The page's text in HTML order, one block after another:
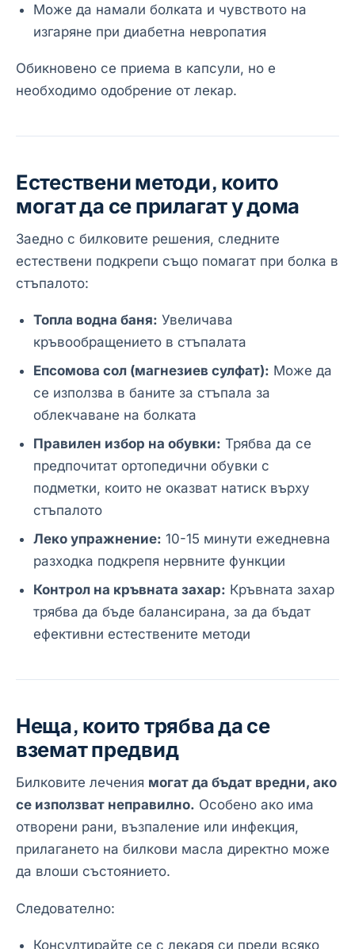
Може да намали болката и чувството на
изгаряне при диабетна невропатия
Обикновено се приема в капсули, но е
необходимо одобрение от лекар.
Естествени методи, които
могат да се прилагат у дома
Заедно с билковите решения, следните
естествени подкрепи също помагат при болка в
стъпалото:
Топла водна баня: Увеличава
кръвообращението в стъпалата
Епсомова сол (магнезиев сулфат): Може да
се използва в баните за стъпала за
облекчаване на болката
Правилен избор на обувки: Трябва да се
предпочитат ортопедични обувки с
подметки, които не оказват натиск върху
стъпалото
Леко упражнение: 10-15 минути ежедневна
разходка подкрепя нервните функции
Контрол на кръвната захар: Кръвната захар
трябва да бъде балансирана, за да бъдат
ефективни естествените методи
Неща, които трябва да се
вземат предвид
Билковите лечения могат да бъдат вредни, ако
се използват неправилно. Особено ако има
отворени рани, възпаление или инфекция,
прилагането на билкови масла директно може
да влоши състоянието.
Следователно:
Консултирайте се с лекаря си преди всяко